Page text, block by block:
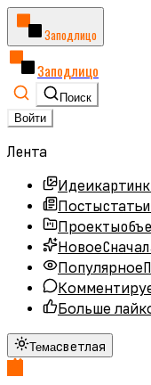
Заподлицо
Заподлицо
Поиск
Войти
Лента
Идеи
Посты
Проекты
Новое
Популярное
Больше
Темасветлая